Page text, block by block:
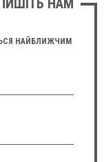
НАЙБЛИЖЧИМ